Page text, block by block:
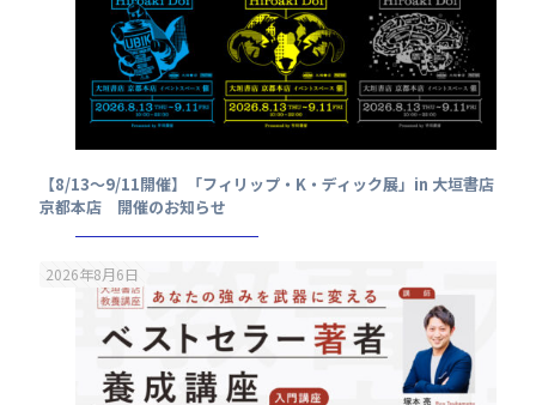
【8/13～9/11開催】「フィリップ・K・ディック展」in 大垣書店
京都本店 開催のお知らせ
2026年8月6日